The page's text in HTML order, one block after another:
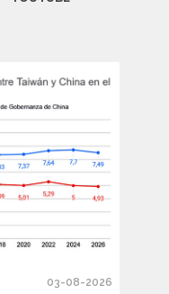
03-08-2026